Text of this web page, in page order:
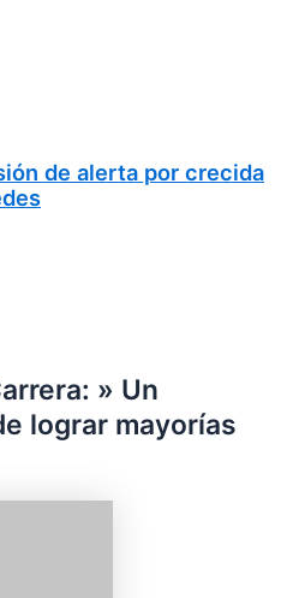
de alerta por crecida
» Un
lograr mayorías